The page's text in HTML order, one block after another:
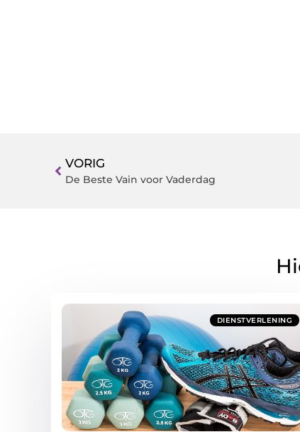
VORIG
De Beste Vain voor Vaderdag
DIENSTVERLENING